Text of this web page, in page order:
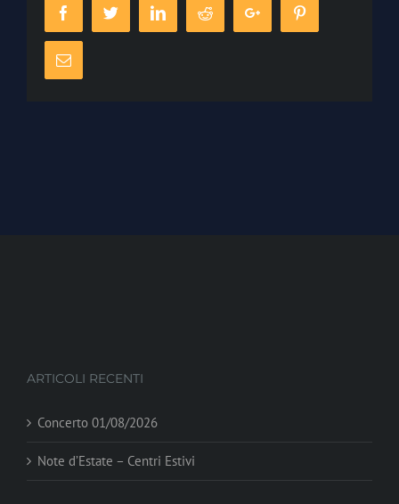
FacebookTwitterLinkedinReddit Google+
Email
ARTICOLI RECENTI
Concerto 01/08/2026
Note d’Estate – Centri Estivi